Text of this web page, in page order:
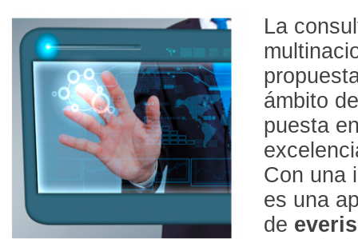
La
ámbito
puesta
Con una
es una
de everis